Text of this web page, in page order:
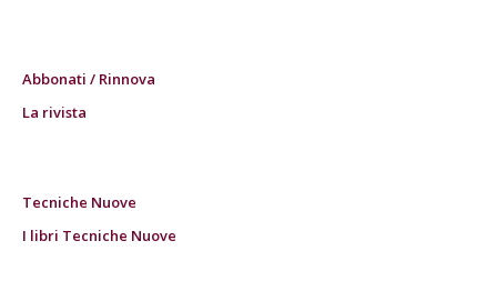
Abbonati / Rinnova
La rivista
Tecniche Nuove
I libri Tecniche Nuove